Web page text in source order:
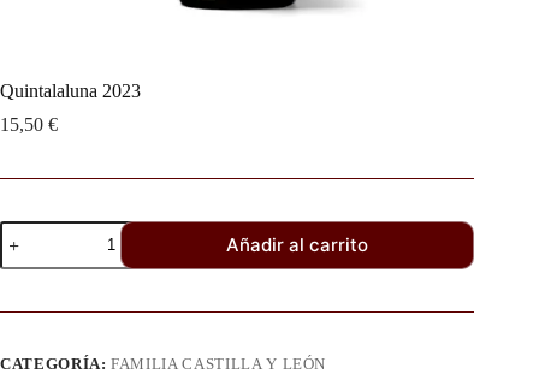
Quintalaluna 2023
15,50 €
Añadir al carrito
CATEGORÍA:FAMILIA CASTILLA Y LEÓN